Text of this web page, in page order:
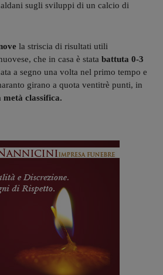
sugli sviluppi di un calcio di
la striscia di risultati utili
che in casa è stata battuta 0-3
a segno una volta nel primo tempo e
girano a quota ventitrè punti, in
metà classifica.